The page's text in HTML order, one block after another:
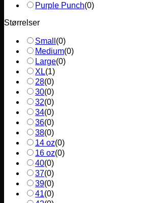
Purple Punch(0)
Størrelser
Small (0)
Medium(0)
Large(0)
XL(1)
28(0)
30(0)
32(0)
34(0)
36(0)
38(0)
14 oz(0)
16 oz(0)
40(0)
37(0)
39(0)
41(0)